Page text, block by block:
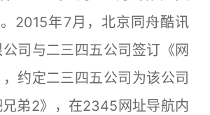
2015年7月，北京同舟酷讯
司与二三四五公司签订《网
约定二三四五公司为该公司
弟2》，在2345网址导航内